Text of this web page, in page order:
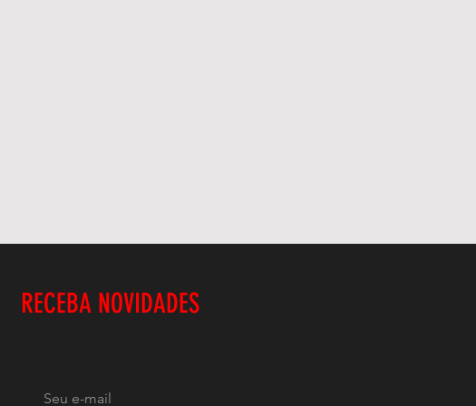
RECEBA NOVIDADES